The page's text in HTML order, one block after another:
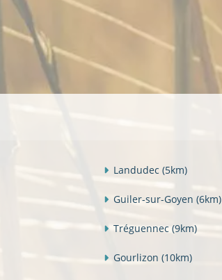
Landudec (5km)
Guiler-sur-Goyen (6km)
Tréguennec (9km)
Gourlizon (10km)